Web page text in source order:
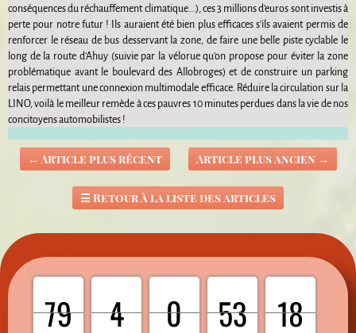
conséquences du réchauffement climatique...), ces 3 millions d'euros sont investis à
perte pour notre futur ! Ils auraient été bien plus efficaces s'ils avaient permis de
renforcer le réseau de bus desservant la zone, de faire une belle piste cyclable le
long de la route d'Ahuy (suivie par la vélorue qu'on propose pour éviter la zone
problématique avant le boulevard des Allobroges) et de construire un parking
relais permettant une connexion multimodale efficace. Réduire la circulation sur la
LINO, voilà le meilleur remède à ces pauvres 10 minutes perdues dans la vie de nos
concitoyens automobilistes !
← Article plus récent Article plus ancien →
☰ Retour à la liste des articles
79
79
0 4
4
0 0
0
0 53
53
0 18
17
18